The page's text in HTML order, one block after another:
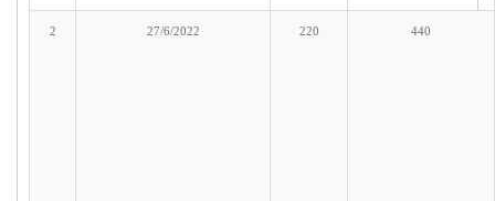
2 27/6/2022 220 440